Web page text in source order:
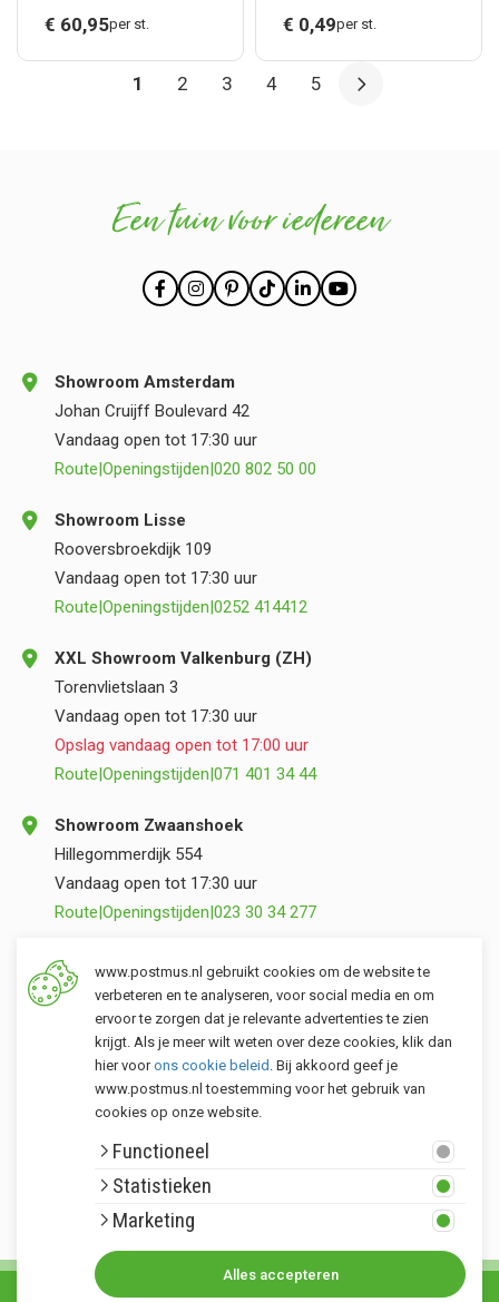
x 278 cm, grijs
hoekpaal, ongecoat.*
€ 60,95per st. € 0,49per st.
1 2 3 4 5
Een tuin voor iedereen
Klantenservice
Postmus merken
Showroom Amsterdam
Johan Cruijff Boulevard 42
Vandaag open tot 17:30 uur
Route|Openingstijden|020 802 50 00
Showroom Lisse
Rooversbroekdijk 109
Vandaag open tot 17:30 uur
Route|Openingstijden|0252 414412
XXL Showroom Valkenburg (ZH)
Torenvlietslaan 3
Vandaag open tot 17:30 uur
Opslag vandaag open tot 17:00 uur
Route|Openingstijden|071 401 34 44
Showroom Zwaanshoek
Hillegommerdijk 554
Vandaag open tot 17:30 uur
Route|Openingstijden|023 30 34 277
Opslag Valkenburg (ZH)
Torenvlietslaan 3
Vandaag open tot 17:00 uur
Route|Openingstijden |071 401 34 44
www.postmus.nl gebruikt cookies om de website te
verbeteren en te analyseren, voor social media en om
ervoor te zorgen dat je relevante advertenties te zien
krijgt. Als je meer wilt weten over deze cookies, klik dan
hier voorons cookie beleid . Bij akkoord geef je
www.postmus.nl toestemming voor het gebruik van
cookies op onze website.
Functioneel
Statistieken
Marketing
Alles accepteren